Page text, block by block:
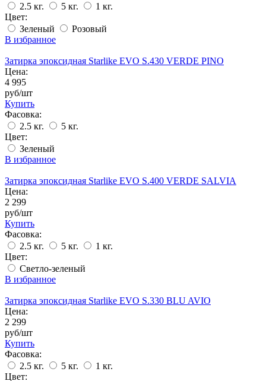
2.5 кг.
5 кг.
1 кг.
Цвет:
Зеленый
Розовый
В избранное
Затирка эпоксидная Starlike EVO S.430 VERDE PINO
Цена:
4 995
руб/шт
Купить
Фасовка:
2.5 кг.
5 кг.
Цвет:
Зеленый
В избранное
Затирка эпоксидная Starlike EVO S.400 VERDE SALVIA
Цена:
2 299
руб/шт
Купить
Фасовка:
2.5 кг.
5 кг.
1 кг.
Цвет:
Светло-зеленый
В избранное
Затирка эпоксидная Starlike EVO S.330 BLU AVIO
Цена:
2 299
руб/шт
Купить
Фасовка:
2.5 кг.
5 кг.
1 кг.
Цвет: